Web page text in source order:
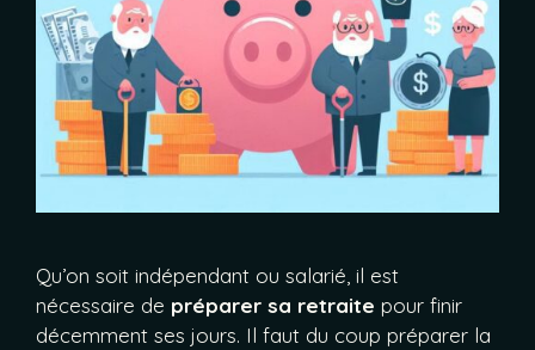
Qu’on soit indépendant ou salarié, il est
nécessaire de préparer sa retraite pour finir
décemment ses jours. Il faut du coup préparer la